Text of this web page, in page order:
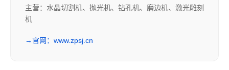
主营：水晶切割机、抛光机、钻孔机、磨边机、激光雕刻
机
→ 官网：www.zpsj.cn